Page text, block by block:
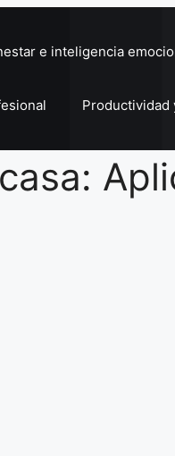
e inteligencia
Productividad